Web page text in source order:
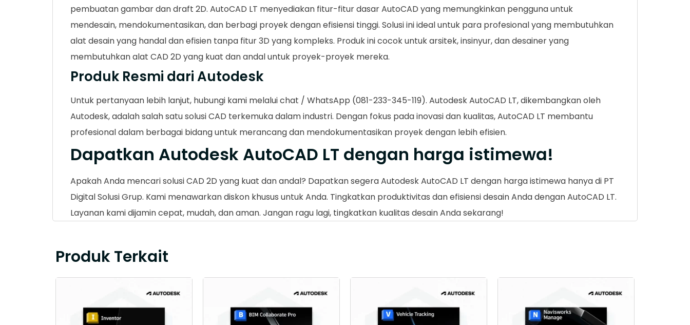
pembuatan gambar dan draft 2D. AutoCAD LT menyediakan fitur-fitur dasar AutoCAD yang memungkinkan pengguna untuk
mendesain, mendokumentasikan, dan berbagi proyek dengan efisiensi tinggi. Solusi ini ideal untuk para profesional yang membutuhkan
alat desain yang handal dan efisien tanpa fitur 3D yang kompleks. Produk ini cocok untuk arsitek, insinyur, dan desainer yang
membutuhkan alat CAD 2D yang kuat dan andal untuk proyek-proyek mereka.
Produk Resmi dari Autodesk
Untuk pertanyaan lebih lanjut, hubungi kami melalui chat / WhatsApp (081-233-345-119). Autodesk AutoCAD LT, dikembangkan oleh
Autodesk, adalah salah satu solusi CAD terkemuka dalam industri. Dengan fokus pada inovasi dan kualitas, AutoCAD LT membantu
profesional dalam berbagai bidang untuk merancang dan mendokumentasikan proyek dengan lebih efisien.
Dapatkan Autodesk AutoCAD LT dengan harga istimewa!
Apakah Anda mencari solusi CAD 2D yang kuat dan andal? Dapatkan segera Autodesk AutoCAD LT dengan harga istimewa hanya di PT
Digital Solusi Grup. Kami menawarkan diskon khusus untuk Anda. Tingkatkan produktivitas dan efisiensi desain Anda dengan AutoCAD LT.
Layanan kami dijamin cepat, mudah, dan aman. Jangan ragu lagi, tingkatkan kualitas desain Anda sekarang!
Produk Terkait